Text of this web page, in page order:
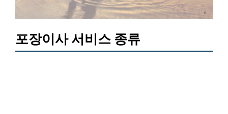
포장이사 서비스 종류